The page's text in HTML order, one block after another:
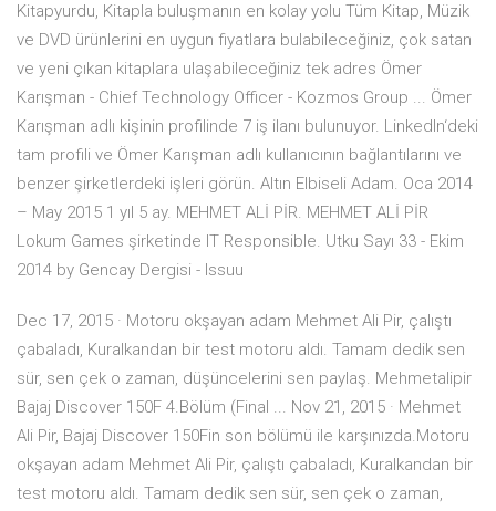
Kitapyurdu, Kitapla buluşmanın en kolay yolu Tüm Kitap, Müzik
ve DVD ürünlerini en uygun fiyatlara bulabileceğiniz, çok satan
ve yeni çıkan kitaplara ulaşabileceğiniz tek adres Ömer
Karışman - Chief Technology Officer - Kozmos Group ... Ömer
Karışman adlı kişinin profilinde 7 iş ilanı bulunuyor. LinkedIn‘deki
tam profili ve Ömer Karışman adlı kullanıcının bağlantılarını ve
benzer şirketlerdeki işleri görün. Altın Elbiseli Adam. Oca 2014
– May 2015 1 yıl 5 ay. MEHMET ALİ PİR. MEHMET ALİ PİR
Lokum Games şirketinde IT Responsible. Utku Sayı 33 - Ekim
2014 by Gencay Dergisi - Issuu
Dec 17, 2015 · Motoru okşayan adam Mehmet Ali Pir, çalıştı
çabaladı, Kuralkandan bir test motoru aldı. Tamam dedik sen
sür, sen çek o zaman, düşüncelerini sen paylaş. Mehmetalipir
Bajaj Discover 150F 4.Bölüm (Final ... Nov 21, 2015 · Mehmet
Ali Pir, Bajaj Discover 150Fin son bölümü ile karşınızda.Motoru
okşayan adam Mehmet Ali Pir, çalıştı çabaladı, Kuralkandan bir
test motoru aldı. Tamam dedik sen sür, sen çek o zaman,